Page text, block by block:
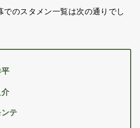
でのスタメン一覧は次の通りでし
平
介
ンテ